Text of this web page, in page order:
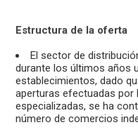
Estructura de la oferta
El sector de
durante los últimos años
establecimientos, dado
aperturas efectuadas por
especializadas, se ha
número de comercios